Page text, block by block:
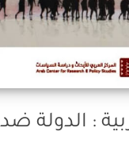
: الدولة ضد